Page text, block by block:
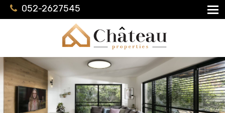
052-2627545